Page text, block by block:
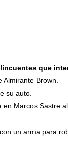
que
Brown.
su auto.
Marcos Sastre
un arma para